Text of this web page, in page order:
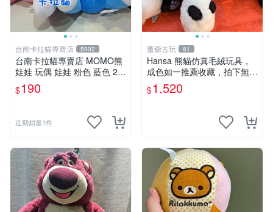
台南卡拉貓專賣店 5902
台南卡拉貓專賣店 MOMO熊
娃娃 玩偶 娃娃 粉色 藍色 2色
分售
$190
近期銷量1件
董爺古玩 61
Hansa 熊貓仿真毛絨玩具，
成色如一推薦收藏，拍下無疑
心 熊貓 毛絨玩具 收藏
$1,520